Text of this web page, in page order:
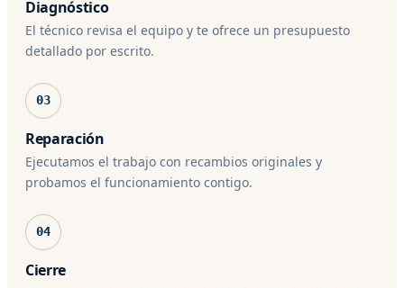
Diagnóstico
El técnico revisa el equipo y te ofrece un presupuesto
detallado por escrito.
03
Reparación
Ejecutamos el trabajo con recambios originales y
probamos el funcionamiento contigo.
04
Cierre